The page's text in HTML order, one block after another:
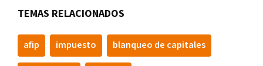
TEMAS RELACIONADOS
afip impuesto blanqueo de capitales